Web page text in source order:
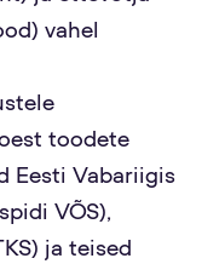
vahel
toodete
Eesti Vabariigis
VÕS),
ja teised